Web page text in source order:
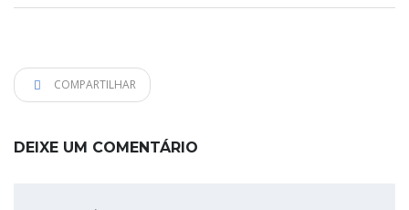
COMPARTILHAR
DEIXE UM COMENTÁRIO